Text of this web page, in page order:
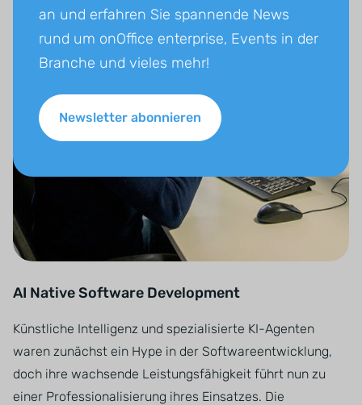
AI Native Software Development
Künstliche Intelligenz und spezialisierte KI-Agenten
waren zunächst ein Hype in der Softwareentwicklung,
doch ihre wachsende Leistungsfähigkeit führt nun zu
einer Professionalisierung ihres Einsatzes. Die
an und erfahren Sie spannende News
rund um onOffice enterprise, Events in der
Branche und vieles mehr!
Newsletter abonnieren